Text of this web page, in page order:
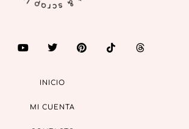
INICIO
MI CUENTA